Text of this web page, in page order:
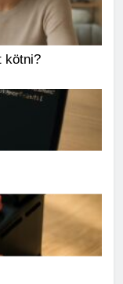
kötni?